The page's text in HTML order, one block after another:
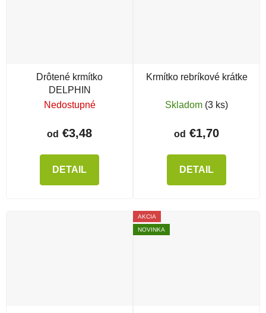
Drôtené krmítko
DELPHIN
Nedostupné
od €3,48
DETAIL
Krmítko rebríkové krátke
Skladom (3 ks)
od €1,70
DETAIL
AKCIA
NOVINKA